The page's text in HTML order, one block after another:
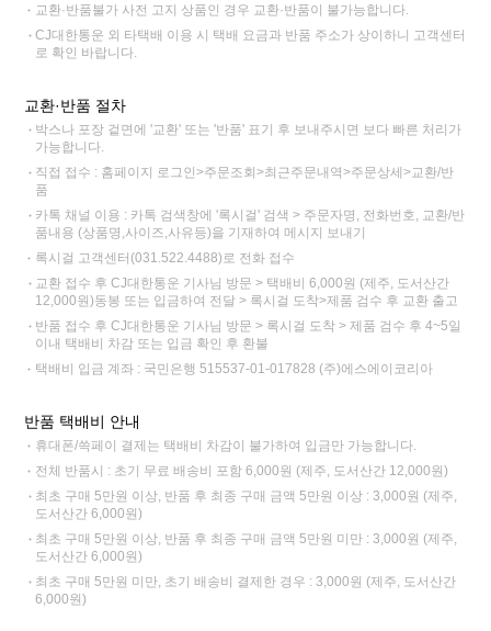
교환·반품불가 사전 고지 상품인 경우 교환·반품이 불가능합니다.
CJ대한통운 외 타택배 이용 시 택배 요금과 반품 주소가 상이하니 고객센터
로 확인 바랍니다.
교환·반품 절차
박스나 포장 겉면에 '교환' 또는 '반품' 표기 후 보내주시면 보다 빠른 처리가
가능합니다.
직접 접수 : 홈페이지 로그인>주문조회>최근주문내역>주문상세>교환/반
품
카톡 채널 이용 : 카톡 검색창에 '록시걸' 검색 > 주문자명, 전화번호, 교환/반
품내용 (상품명,사이즈,사유등)을 기재하여 메시지 보내기
록시걸 고객센터(031.522.4488)로 전화 접수
교환 접수 후 CJ대한통운 기사님 방문 > 택배비 6,000원 (제주, 도서산간
12,000원)동봉 또는 입금하여 전달 > 록시걸 도착>제품 검수 후 교환 출고
반품 접수 후 CJ대한통운 기사님 방문 > 록시걸 도착 > 제품 검수 후 4~5일
이내 택배비 차감 또는 입금 확인 후 환불
택배비 입금 계좌 : 국민은행 515537-01-017828 (주)에스에이코리아
반품 택배비 안내
휴대폰/쓱페이 결제는 택배비 차감이 불가하여 입금만 가능합니다.
전체 반품시 : 초기 무료 배송비 포함 6,000원 (제주, 도서산간 12,000원)
최초 구매 5만원 이상, 반품 후 최종 구매 금액 5만원 이상 : 3,000원 (제주,
도서산간 6,000원)
최초 구매 5만원 이상, 반품 후 최종 구매 금액 5만원 미만 : 3,000원 (제주,
도서산간 6,000원)
최초 구매 5만원 미만, 초기 배송비 결제한 경우 : 3,000원 (제주, 도서산간
6,000원)